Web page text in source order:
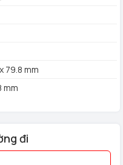
kế siêu mỏng chỉ
vào các khu vực thấp
nơi mà các robot hút
79.8 mm
mm
đi